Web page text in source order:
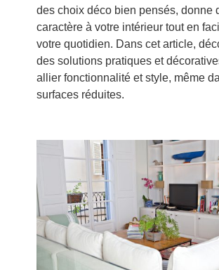
des choix déco bien pensés, donne
caractère à votre intérieur tout en
votre quotidien. Dans cet article,
des solutions pratiques et
allier fonctionnalité et style, même
surfaces réduites.